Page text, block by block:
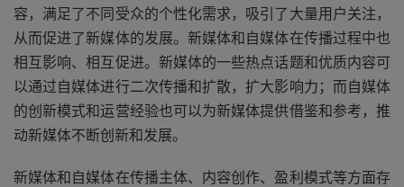
容，满足了不同受众的个性化需求，吸引了大量用户关注，
从而促进了新媒体的发展。新媒体和自媒体在传播过程中也
相互影响、相互促进。新媒体的一些热点话题和优质内容可
以通过自媒体进行二次传播和扩散，扩大影响力；而自媒体
的创新模式和运营经验也可以为新媒体提供借鉴和参考，推
动新媒体不断创新和发展。
新媒体和自媒体在传播主体、内容创作、盈利模式等方面存